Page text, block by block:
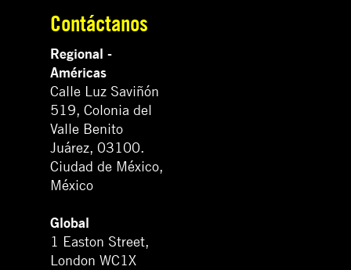
Contáctanos
Regional -
Américas
Calle Luz Saviñón
519, Colonia del
Valle Benito
Juárez, 03100.
Ciudad de México,
México
Global
1 Easton Street,
London WC1X